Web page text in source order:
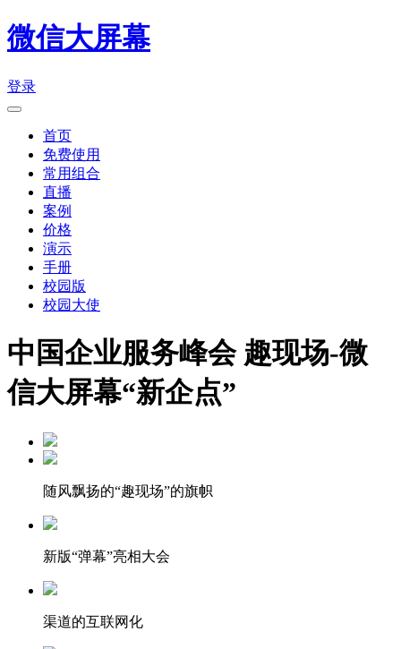
微信大屏幕
登录
首页
免费使用
常用组合
直播
案例
价格
演示
手册
校园版
校园大使
中国企业服务峰会 趣现场-微
信大屏幕“新企点”
随风飘扬的“趣现场”的旗帜
新版“弹幕”亮相大会
渠道的互联网化